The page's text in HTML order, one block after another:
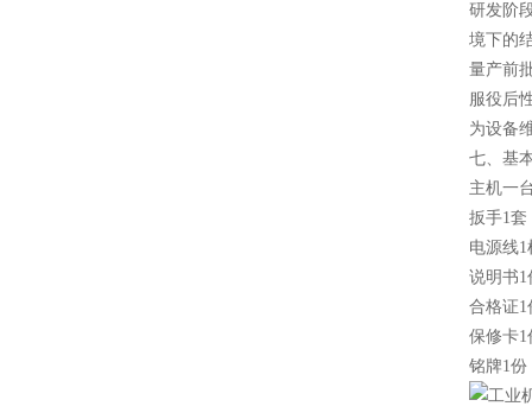
研发阶
境下的
量产前
服役后
为设备
七、基
主机一
扳手1套
电源线1
说明书1
合格证1
保修卡1
铭牌1份